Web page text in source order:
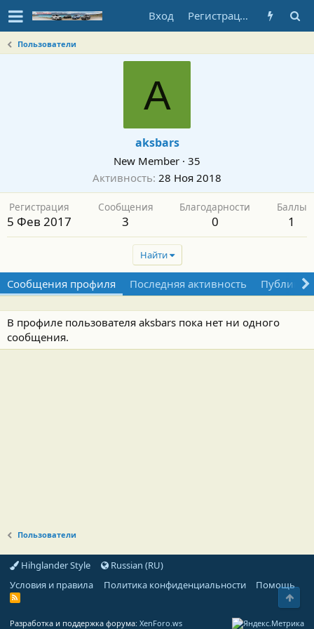
Вход Регистрация
Пользователи
A
aksbars
New Member · 35
Активность 28 Ноя 2018
Регистрация
5 Фев 2017
Сообщения
3
Благодарности
0
Баллы
1
Найти
Сообщения профиля Последняя активность
В профиле пользователя aksbars пока нет ни одного
сообщения.
Пользователи
Hihglander Style
Russian (RU)
Условия и правила
Политика конфиденциальности Помощь
R
Разработка и поддержка форума: XenForo.ws